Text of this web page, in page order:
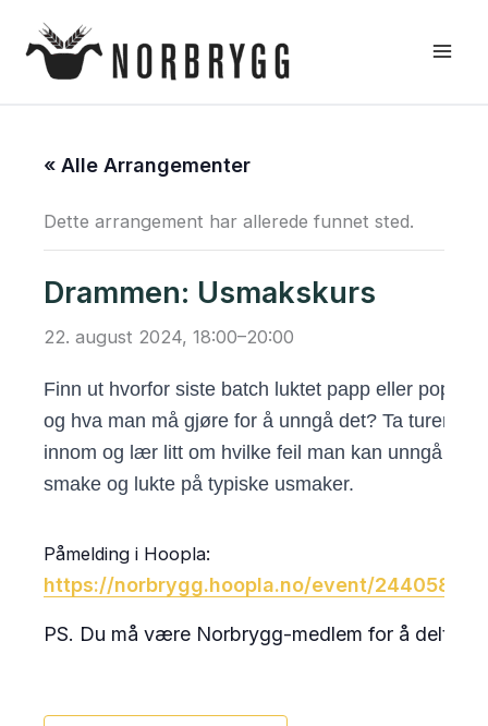
rett
« Alle Arrangementer
Dette arrangement har allerede funnet sted.
Drammen: Usmakskurs
22. august 2024, 18:00–20:00
Finn ut hvorfor siste batch luktet papp eller popkorn
og hva man må gjøre for å unngå det? Ta turen
innom og lær litt om hvilke feil man kan unngå ved
smake og lukte på typiske usmaker.
Påmelding i Hoopla:
https://norbrygg.hoopla.no/event/
PS. Du må være Norbrygg-medlem for å delta.